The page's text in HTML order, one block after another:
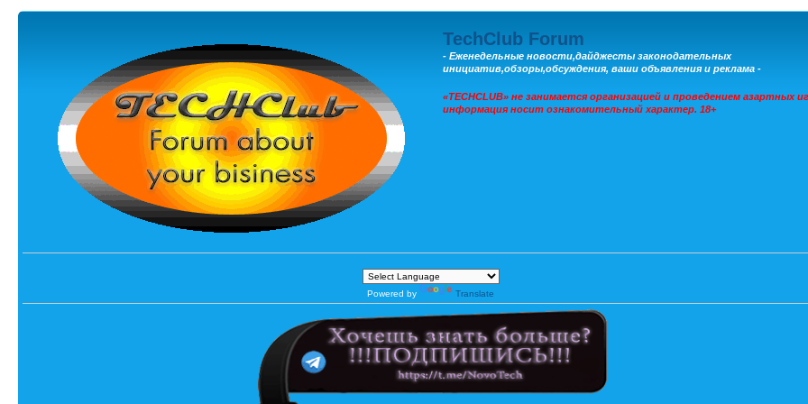
TechClub Forum
- Еженедельные новости,дайджесты законодательных
инициатив,обзоры,обсуждения, ваши объявления и реклама -
«TECHCLUB» не занимается организацией и проведением азартных
информация носит ознакомительный характер. 18+
Powered by Translate